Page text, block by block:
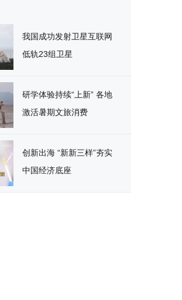
我国成功发射卫星互联网
低轨23组卫星
研学体验持续“上新” 各地
激活暑期文旅消费
创新出海 “新新三样”夯实
中国经济底座